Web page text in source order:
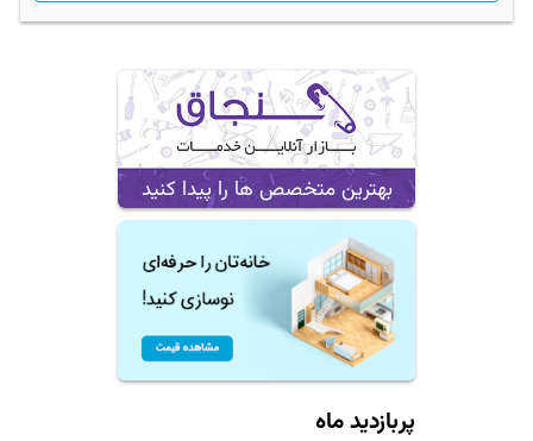
بهترین متخصص ها را پیدا کنید
پربازدید ماه